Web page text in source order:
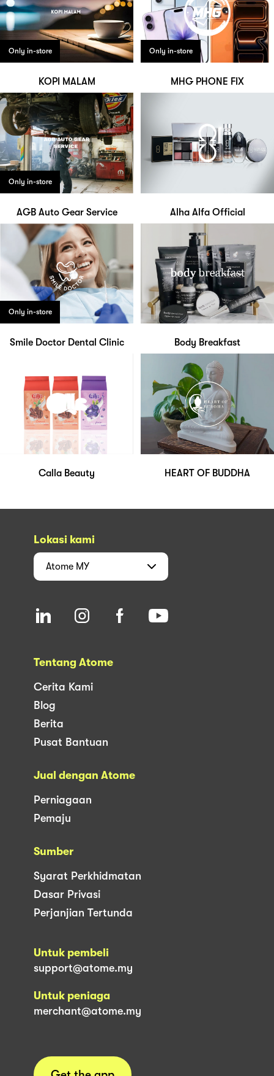
Only in-store
KOPI MALAM
Only in-store
MHG PHONE FIX
Only in-store
AGB Auto Gear Service Alha Alfa Official
Only in-store
Smile Doctor Dental Clinic Body Breakfast
Calla Beauty HEART OF BUDDHA
Lokasi kami
Atome MY
Tentang Atome
Cerita Kami
Blog
Berita
Pusat Bantuan
Jual dengan Atome
Perniagaan
Pemaju
Sumber
Syarat Perkhidmatan
Dasar Privasi
Perjanjian Tertunda
Untuk pembeli
support@atome.my
Untuk peniaga
merchant@atome.my